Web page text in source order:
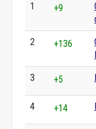
1 +9
2 +136
3 +5
4 +14